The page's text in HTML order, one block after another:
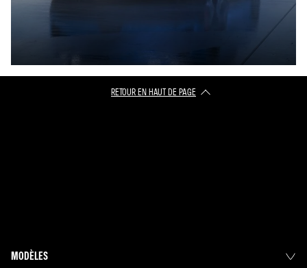
RETOUR EN HAUT DE PAGE
MODÈLES